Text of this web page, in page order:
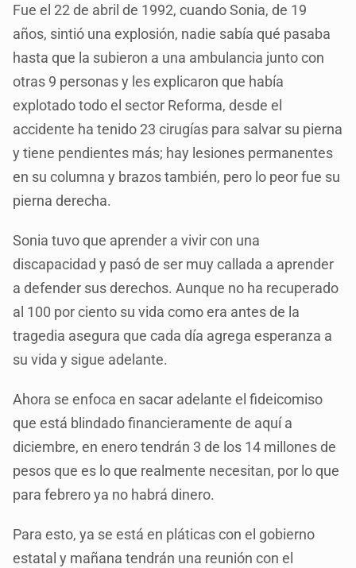
Fue el 22 de abril de 1992, cuando Sonia, de 19
años, sintió una explosión, nadie sabía qué pasaba
hasta que la subieron a una ambulancia junto con
otras 9 personas y les explicaron que había
explotado todo el sector Reforma, desde el
accidente ha tenido 23 cirugías para salvar su pierna
y tiene pendientes más; hay lesiones permanentes
en su columna y brazos también, pero lo peor fue su
pierna derecha.
Sonia tuvo que aprender a vivir con una
discapacidad y pasó de ser muy callada a aprender
a defender sus derechos. Aunque no ha recuperado
al 100 por ciento su vida como era antes de la
tragedia asegura que cada día agrega esperanza a
su vida y sigue adelante.
Ahora se enfoca en sacar adelante el fideicomiso
que está blindado financieramente de aquí a
diciembre, en enero tendrán 3 de los 14 millones de
pesos que es lo que realmente necesitan, por lo que
para febrero ya no habrá dinero.
Para esto, ya se está en pláticas con el gobierno
estatal y mañana tendrán una reunión con el